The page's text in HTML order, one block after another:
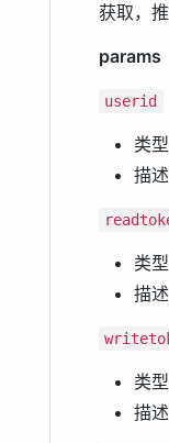
获取，
params
userid
类
描
类
描
类
描